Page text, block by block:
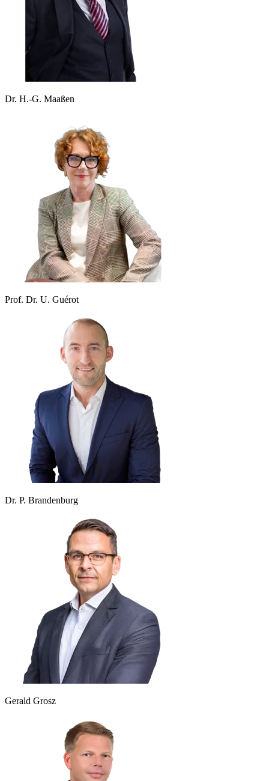
Dr. H.-G. Maaßen
Prof. Dr. U. Guérot
Dr. P. Brandenburg
Gerald Grosz